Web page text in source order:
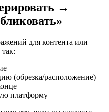
→
для контента или
(обрезка/расположение)
платформу